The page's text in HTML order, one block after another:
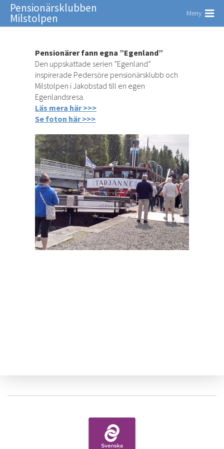
Pensionärsklubben
Milstolpen Meny
Pensionärer fann egna ”Egenland”
Den uppskattade serien ”Egenland”
inspirerade Pedersöre pensionärsklubb och
Milstolpen i Jakobstad till en egen
Egenlandsresa.
Läs mera här >>>
Se foton här >>>